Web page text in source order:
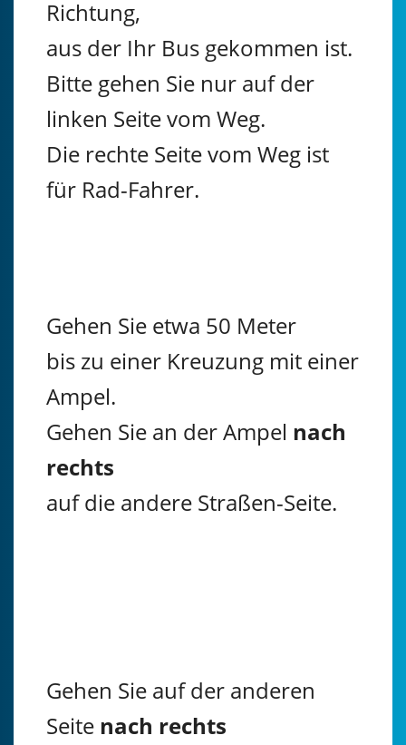
Richtung,
aus der Ihr Bus gekommen ist.
Bitte gehen Sie nur auf der
linken Seite vom Weg.
Die rechte Seite vom Weg ist
für Rad-Fahrer.
Gehen Sie etwa 50 Meter
bis zu einer Kreuzung mit einer
Ampel.
Gehen Sie an der Ampel nach
rechts
auf die andere Straßen-Seite.
Gehen Sie auf der anderen
Seite nach rechts